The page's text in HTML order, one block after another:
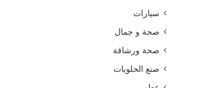
سيارات
صحة و جمال
صحة ورشاقة
صنع الحلويات